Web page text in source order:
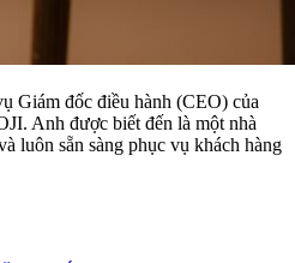
Giám đốc điều hành (CEO) của
Anh được biết đến là một nhà
luôn sẵn sàng phục vụ khách hàng